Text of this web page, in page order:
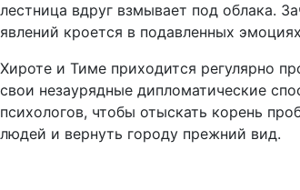
лестница вдруг взмывает под облака.
явлений кроется в подавленных
Хироте и Тиме приходится регулярно
свои незаурядные дипломатические
психологов, чтобы отыскать корень
людей и вернуть городу прежний вид.